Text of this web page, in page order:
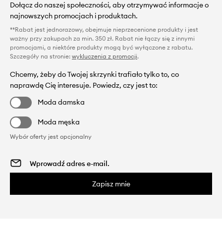
Dołącz do naszej społeczności, aby otrzymywać informacje o
najnowszych promocjach i produktach.
**Rabat jest jednorazowy, obejmuje nieprzecenione produkty i jest
ważny przy zakupach za min. 350 zł. Rabat nie łączy się z innymi
promocjami, a niektóre produkty mogą być wyłączone z rabatu.
Szczegóły na stronie: wykluczenia z promocji.
Chcemy, żeby do Twojej skrzynki trafiało tylko to, co
naprawdę Cię interesuje. Powiedz, czy jest to:
Moda damska
Moda męska
Wybór oferty jest opcjonalny
Zapisz mnie